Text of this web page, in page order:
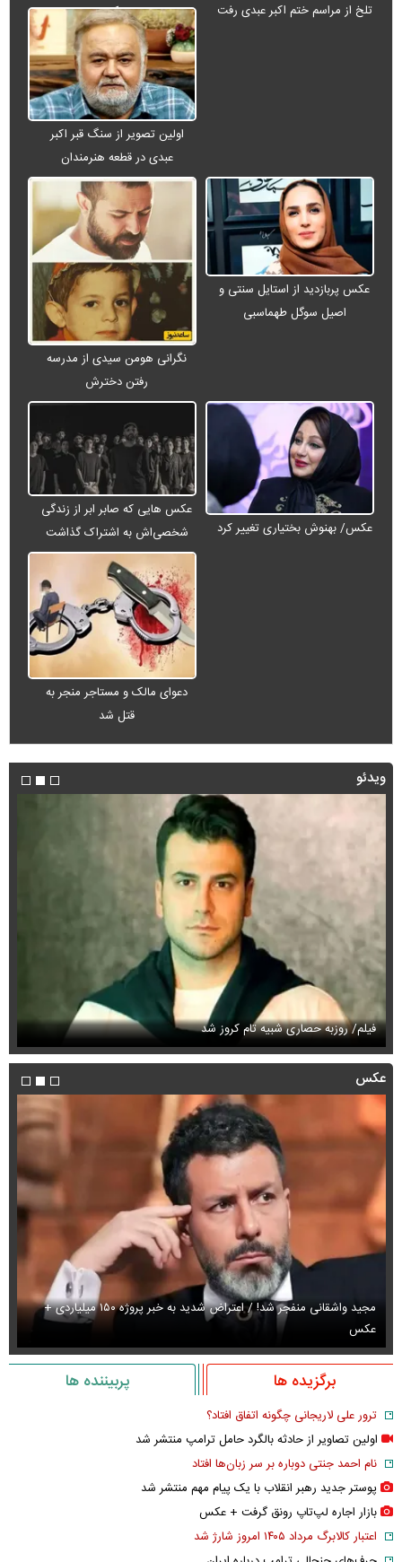
تلخ از مراسم ختم اکبر عبدی رفت
+ عکس
اولین تصویر از سنگ قبر اکبر
عبدی در قطعه هنرمندان
عکس پربازدید از استایل سنتی و
اصیل سوگل طهماسبی
نگرانی هومن سیدی از مدرسه
رفتن دخترش
عکس/ بهنوش بختیاری تغییر کرد
عکس هایی که صابر ابر از زندگی
شخصی‌اش به اشتراک گذاشت
دعوای مالک و مستاجر منجر به
قتل شد
ویدئو
فیلم/ روزبه حصاری شبیه تام کروز شد
عکس
مجید واشقانی منفجر شد! / اعتراض شدید به خبر پروژه ۱۵۰ میلیاردی +
عکس
برگزیده ها پربیننده ها
ترور علی لاریجانی چگونه اتفاق افتاد؟
اولین تصاویر از حادثه بالگرد حامل ترامپ منتشر شد
نام احمد جنتی دوباره بر سر زبان‌ها افتاد
پوستر جدید رهبر انقلاب با یک پیام مهم منتشر شد
بازار اجاره لپ‌تاپ رونق گرفت + عکس
اعتبار کالابرگ مرداد ۱۴۰۵ امروز شارژ شد